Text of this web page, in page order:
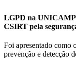
LGPD na UNICAMP
CSIRT pela
Foi apresentado como
prevenção e detecção